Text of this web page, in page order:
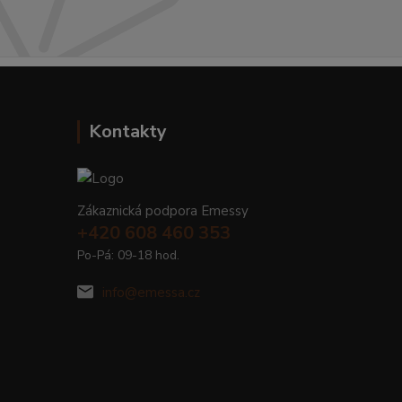
Kontakty
Zákaznická podpora Emessy
+420 608 460 353
Po-Pá: 09-18 hod.
info@emessa.cz